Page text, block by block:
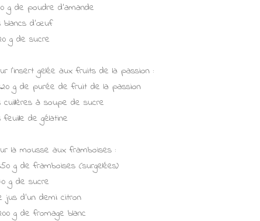
g de poudre d'amande
blancs d’œuf
g de sucre
l'insert gelée aux fruits de la passion :
g de purée de fruit de la passion
cuillères à soupe de sucre
de gélatine
la mousse aux framboises :
g de framboises (surgelées)
g de sucre
jus d'un demi citron
g de fromage blanc